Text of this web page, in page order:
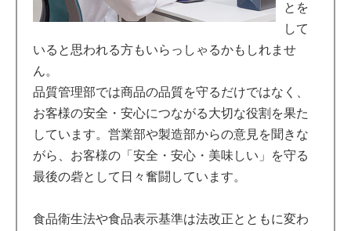
とを
して
いると思われる方もいらっしゃるかもしれませ
ん。
品質管理部では商品の品質を守るだけではなく、
お客様の安全・安心につながる大切な役割を果た
しています。営業部や製造部からの意見を聞きな
がら、お客様の「安全・安心・美味しい」を守る
最後の砦として日々奮闘しています。
食品衛生法や食品表示基準は法改正とともに変わ